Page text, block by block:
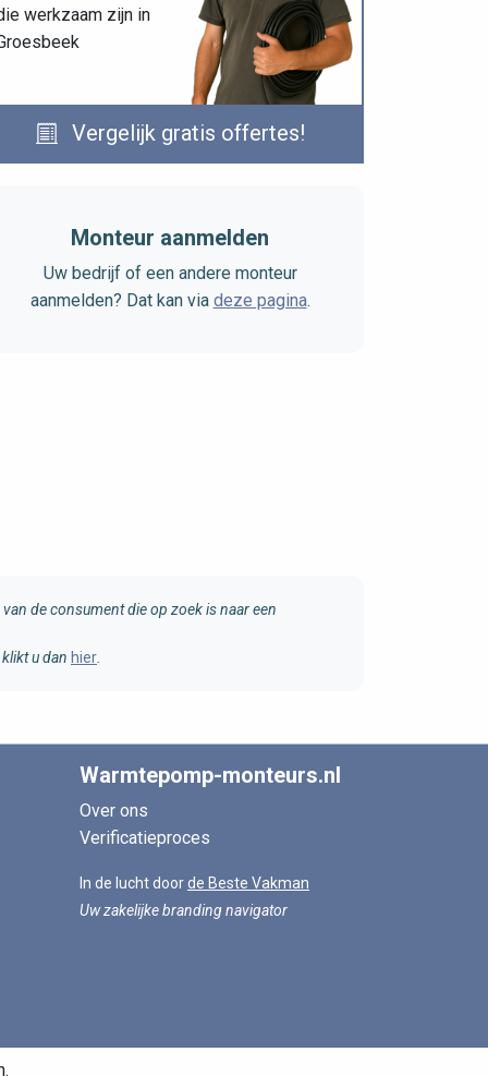
werkzaam zijn in
Vergelijk gratis offertes!
Monteur aanmelden
Uw bedrijf of een andere monteur
aanmelden? Dat kan via deze pagina.
de consument die op zoek is naar een
u dan hier
Warmtepomp-monteurs.nl
Over ons
Verificatieproces
In de lucht doorde Beste Vakman
Uw zakelijke branding navigator